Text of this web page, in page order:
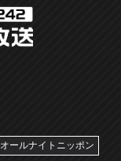
オールナイトニッポン